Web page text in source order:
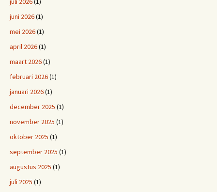
juni 2026(1)
mei 2026(1)
april 2026(1)
maart 2026(1)
februari 2026(1)
januari 2026(1)
december 2025 (1)
november 2025 (1)
oktober 2025 (1)
september 2025 (1)
augustus 2025 (1)
juli 2025 (1)